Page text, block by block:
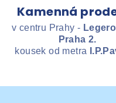
Kamenná
v centru Prahy -
Praha 2.
kousek od metra